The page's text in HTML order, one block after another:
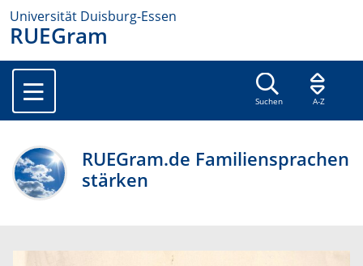
Universität Duisburg-Essen
RUEGram
Suchen A-Z
RUEGram.de Familiensprachen
stärken